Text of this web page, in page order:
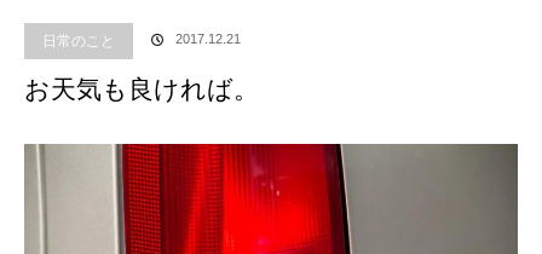
日常のこと 2017.12.21
お天気も良ければ。